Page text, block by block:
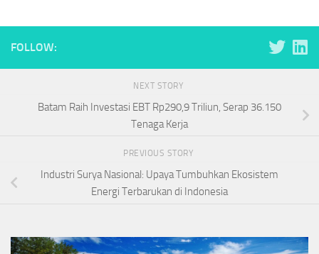
FOLLOW:
NEXT STORY
Batam Raih Investasi EBT Rp290,9 Triliun, Serap 36.150
Tenaga Kerja
PREVIOUS STORY
Industri Surya Nasional: Upaya Tumbuhkan Ekosistem
Energi Terbarukan di Indonesia